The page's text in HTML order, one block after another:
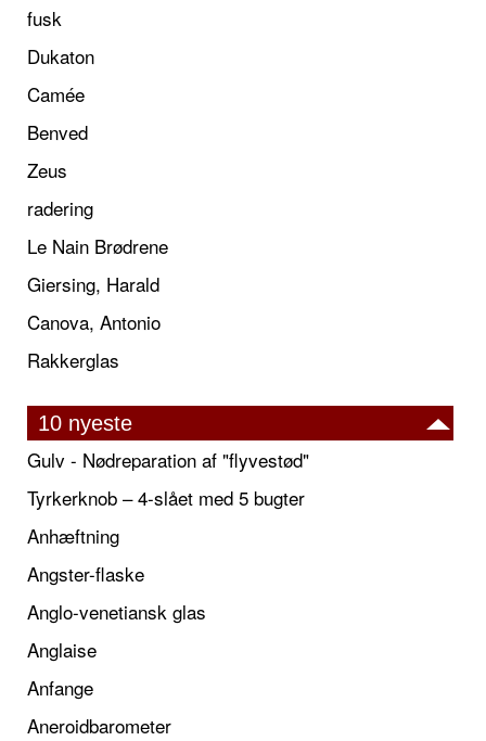
fusk
Dukaton
Camée
Benved
Zeus
radering
Le Nain Brødrene
Giersing, Harald
Canova, Antonio
Rakkerglas
10 nyeste
Gulv - Nødreparation af "flyvestød"
Tyrkerknob – 4-slået med 5 bugter
Anhæftning
Angster-flaske
Anglo-venetiansk glas
Anglaise
Anfange
Aneroidbarometer